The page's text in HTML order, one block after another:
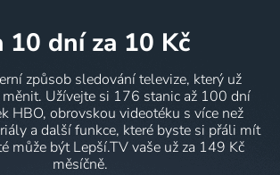
10 dní za 10 Kč
způsob sledování televize, který už
Užívejte si 176 stanic až 100 dní
HBO, obrovskou videotéku s více než
a další funkce, které byste si přáli mít
může být Lepší.TV vaše už za 149 Kč
měsíčně.